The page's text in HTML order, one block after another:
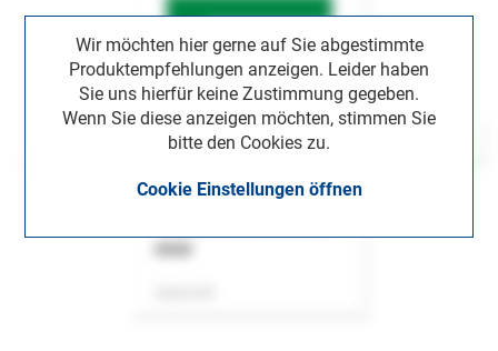
Wir möchten hier gerne auf Sie abgestimmte
Produktempfehlungen anzeigen. Leider haben
Sie uns hierfür keine Zustimmung gegeben.
Wenn Sie diese anzeigen möchten, stimmen Sie
bitte den Cookies zu.
Cookie Einstellungen öffnen